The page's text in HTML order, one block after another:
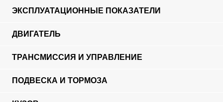
ЭКСПЛУАТАЦИОННЫЕ ПОКАЗАТЕЛИ
ДВИГАТЕЛЬ
ТРАНСМИССИЯ И УПРАВЛЕНИЕ
ПОДВЕСКА И ТОРМОЗА